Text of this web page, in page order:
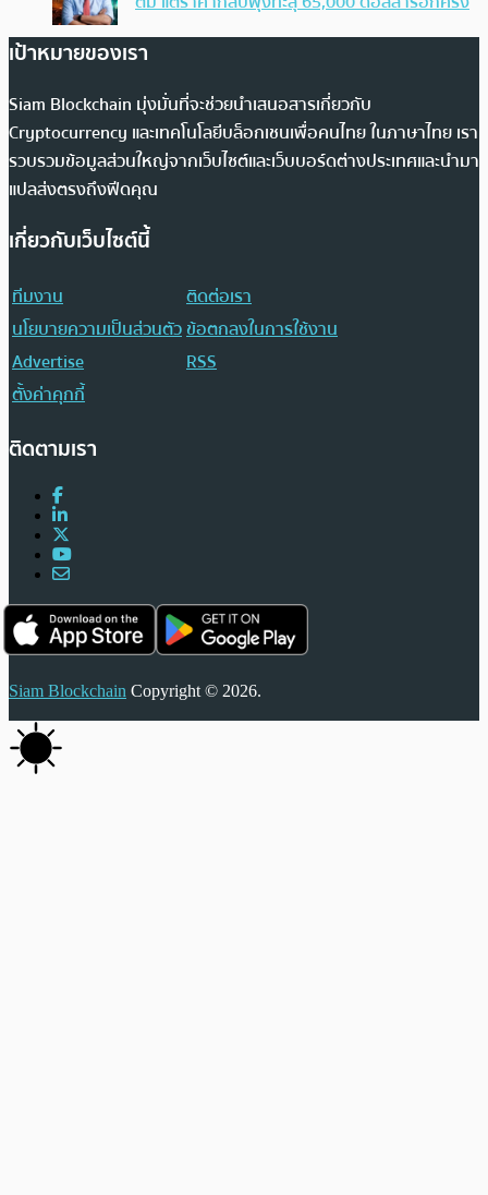
เป้าหมายของเรา
Siam Blockchain มุ่งมั่นที่จะช่วยนำเสนอสารเกี่ยวกับ
Cryptocurrency และเทคโนโลยีบล็อกเชนเพื่อคนไทย ในภาษาไทย เรา
รวบรวมข้อมูลส่วนใหญ่จากเว็บไซต์และเว็บบอร์ดต่างประเทศและนำมา
แปลส่งตรงถึงฟีดคุณ
เกี่ยวกับเว็บไซต์นี้
ทีมงาน
ติดต่อเรา
นโยบายความเป็นส่วนตัวข้อตกลงในการใช้งาน
Advertise
RSS
ตั้งค่าคุกกี้
ติดตามเรา
Siam Blockchain Copyright © 2026.